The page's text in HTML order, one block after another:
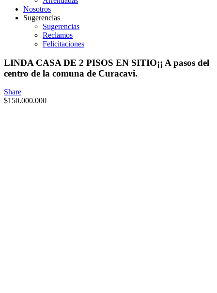
Nosotros
Sugerencias
Sugerencias
Reclamos
Felicitaciones
LINDA CASA DE 2 PISOS EN SITIO¡¡ A pasos del
centro de la comuna de Curacavi.
Share
$150.000.000